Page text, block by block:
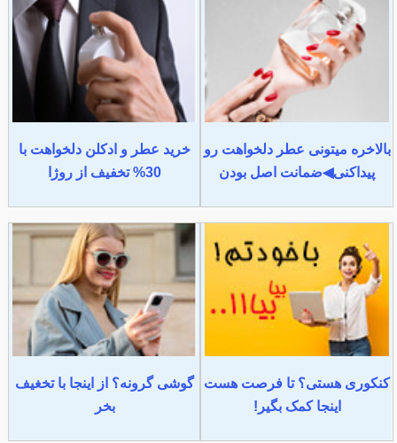
بالاخره میتونی عطر دلخواهت رو
پیداکنی◀ضمانت اصل بودن
خرید عطر و ادکلن دلخواهت با
30% تخفیف از روژا
کنکوری هستی؟ تا فرصت هست
اینجا کمک بگیر!
گوشی گرونه؟ از اینجا با تخغیف
بخر